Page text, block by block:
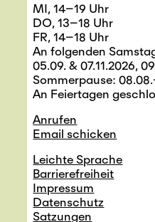
MI, 14–19 Uhr
DO, 13–18 Uhr
FR, 14–18 Uhr
An folgenden
05.09. & 07.11.2026,
Sommerpause:
An Feiertagen
Anrufen
Email schicken
Leichte Sprache
Barrierefreiheit
Impressum
Datenschutz
Satzungen